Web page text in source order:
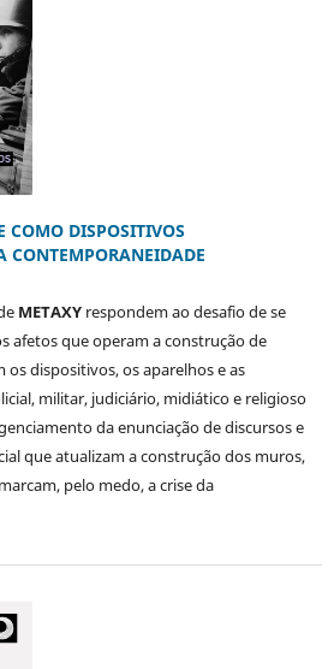
COMO DISPOSITIVOS
CONTEMPORANEIDADE
METAXYrespondem ao desafio de se
afetos que operam a construção de
dispositivos, os aparelhos e as
militar, judiciário, midiático e religioso
da enunciação de discursos e
que atualizam a construção dos muros,
pelo medo, a crise da